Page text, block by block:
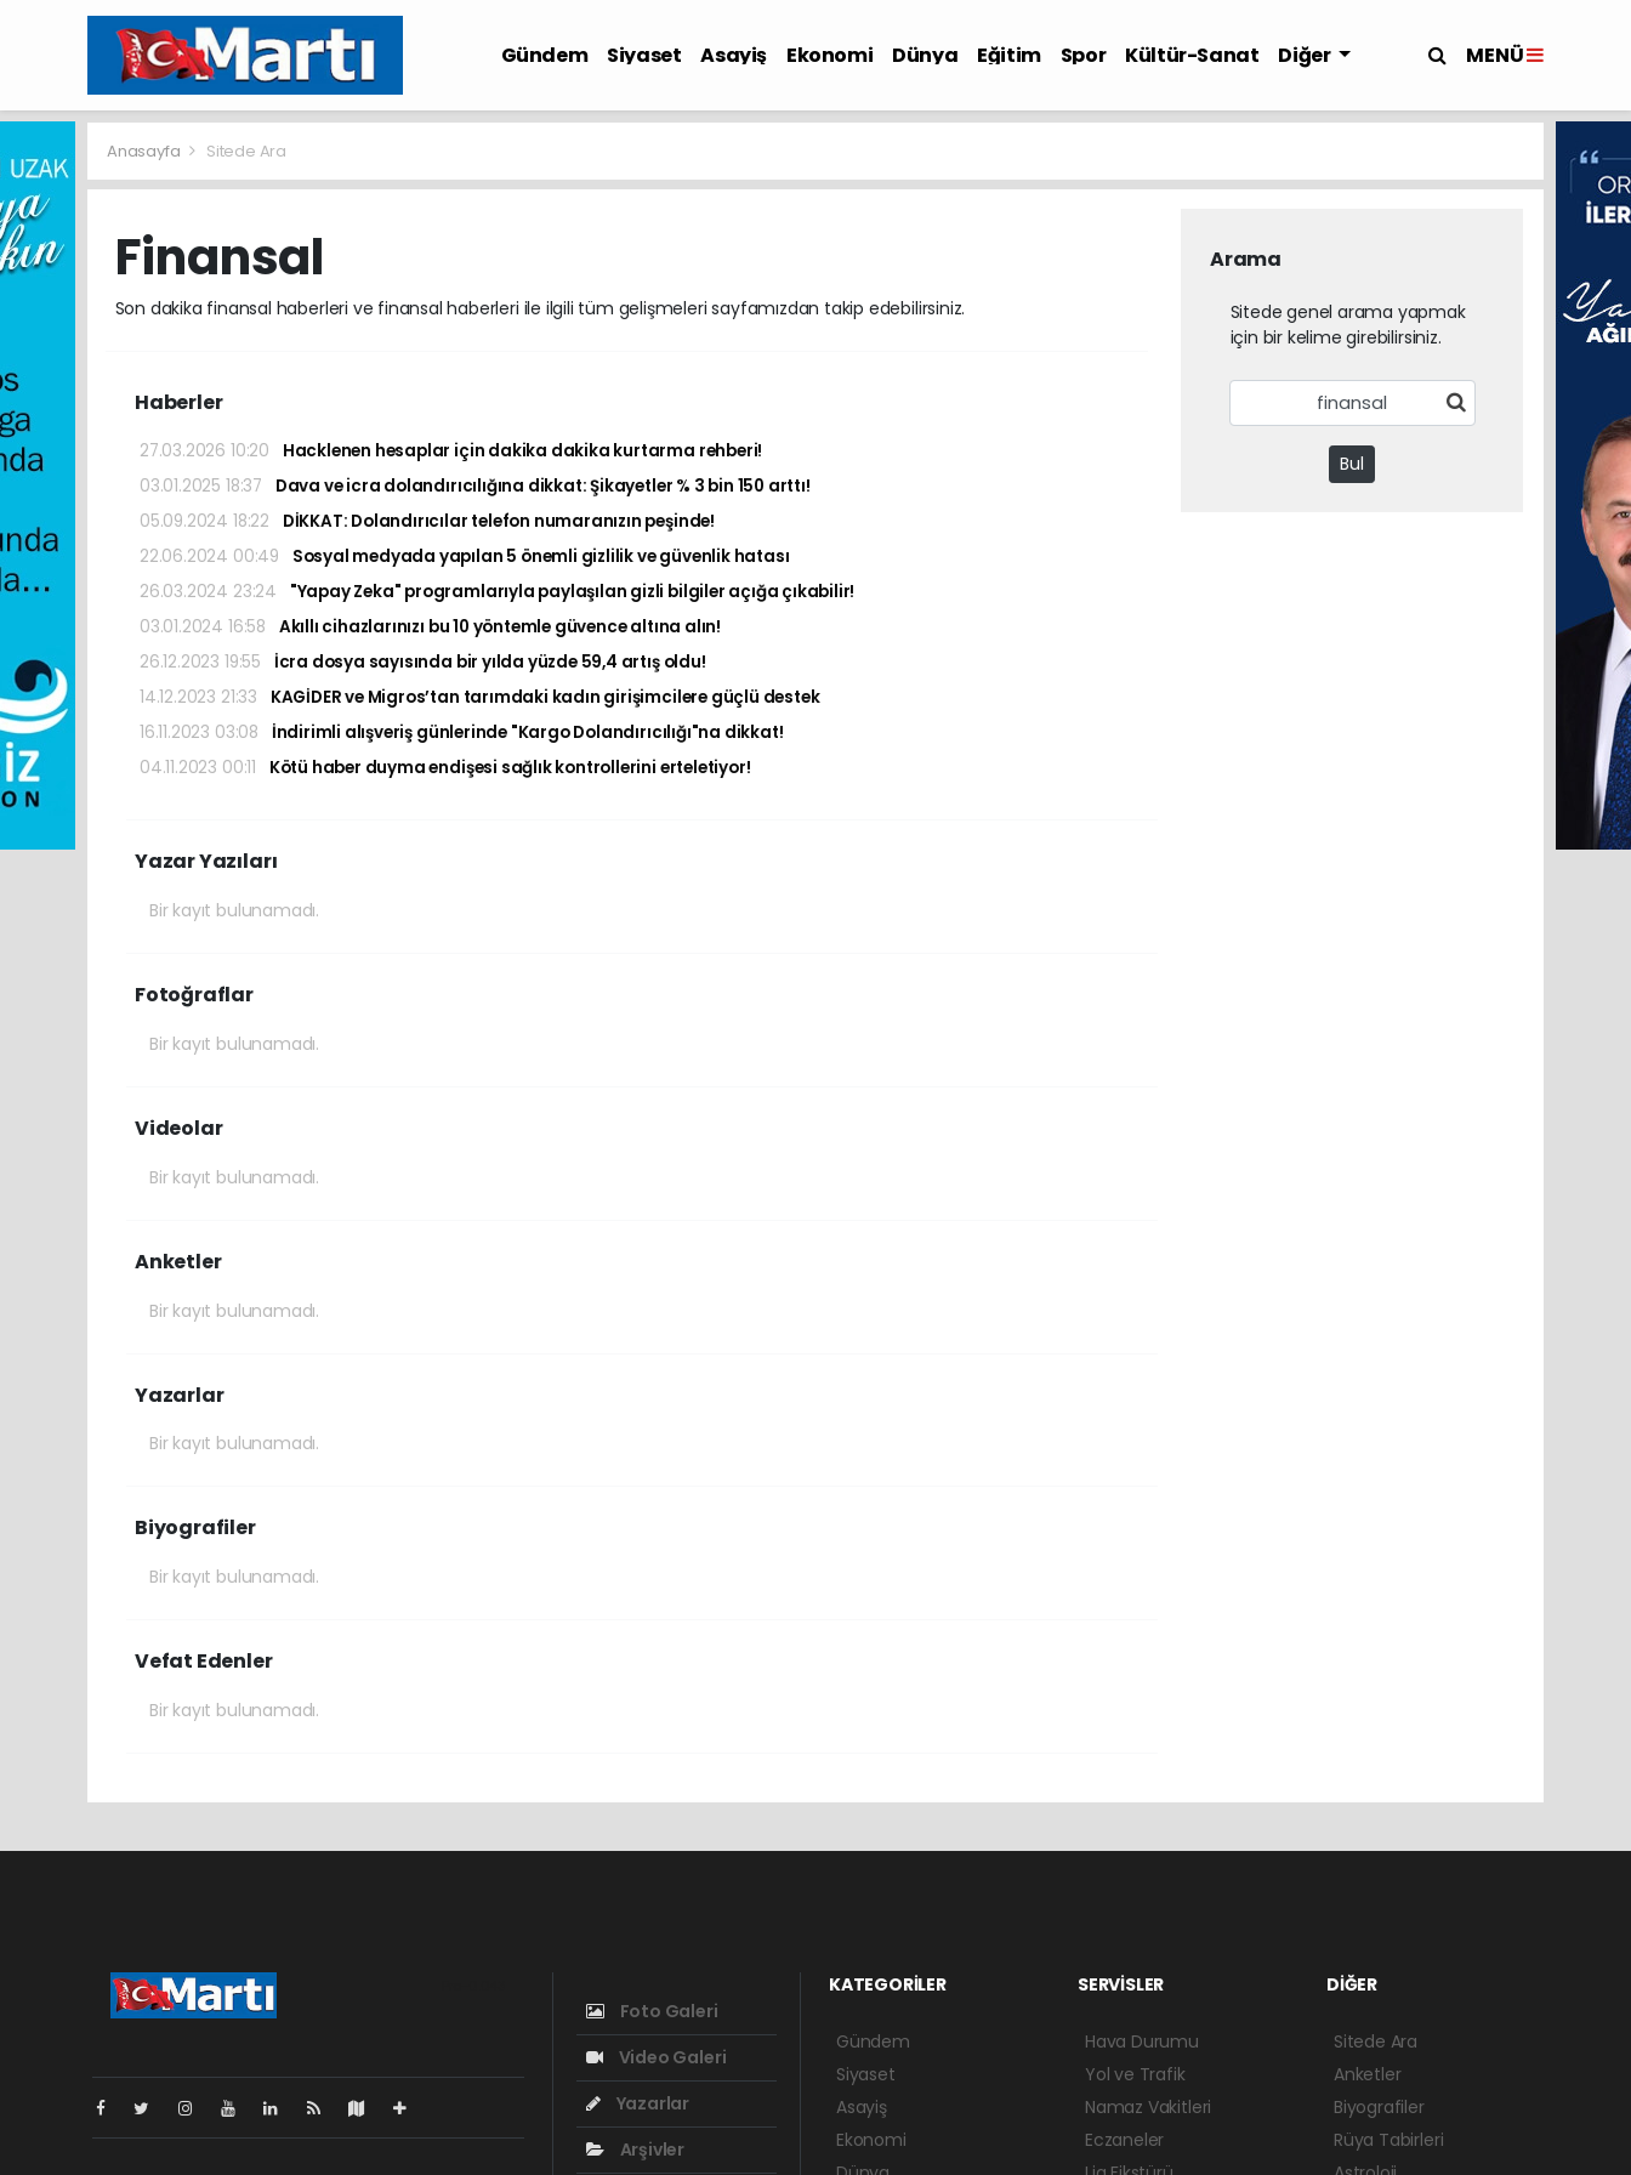
Gündem Siyaset Asayiş Ekonomi Dünya Eğitim Spor Kültür-Sanat Diğer MENÜ
Anasayfa Sitede Ara
Finansal
Son dakika finansal haberleri ve finansal haberleri ile ilgili tüm gelişmeleri sayfamızdan takip edebilirsiniz.
Haberler
27.03.2026 10:20
Hacklenen hesaplar için dakika dakika kurtarma rehberi!
03.01.2025 18:37
Dava ve icra dolandırıcılığına dikkat: Şikayetler % 3 bin 150 arttı!
05.09.2024 18:22
DİKKAT: Dolandırıcılar telefon numaranızın peşinde!
22.06.2024 00:49
Sosyal medyada yapılan 5 önemli gizlilik ve güvenlik hatası
26.03.2024 23:24
"Yapay Zeka" programlarıyla paylaşılan gizli bilgiler açığa çıkabilir!
03.01.2024 16:58
Akıllı cihazlarınızı bu 10 yöntemle güvence altına alın!
26.12.2023 19:55
İcra dosya sayısında bir yılda yüzde 59,4 artış oldu!
14.12.2023 21:33
KAGİDER ve Migros’tan tarımdaki kadın girişimcilere güçlü destek
16.11.2023 03:08
İndirimli alışveriş günlerinde "Kargo Dolandırıcılığı"na dikkat!
04.11.2023 00:11
Kötü haber duyma endişesi sağlık kontrollerini erteletiyor!
Yazar Yazıları
Bir kayıt bulunamadı.
Fotoğraflar
Bir kayıt bulunamadı.
Videolar
Bir kayıt bulunamadı.
Anketler
Bir kayıt bulunamadı.
Yazarlar
Bir kayıt bulunamadı.
Biyografiler
Bir kayıt bulunamadı.
Vefat Edenler
Bir kayıt bulunamadı.
Arama
Sitede genel arama yapmak
için bir kelime girebilirsiniz.
Bul
Foto Galeri
Video Galeri
Yazarlar
Arşivler
KATEGORİLER
Gündem
Siyaset
Asayiş
Ekonomi
SERVİSLER
Hava Durumu
Yol ve Trafik
Namaz Vakitleri
Eczaneler
DİĞER
Sitede Ara
Anketler
Biyografiler
Rüya Tabirleri